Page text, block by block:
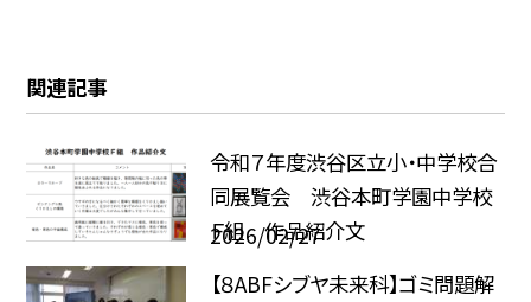
関連記事
令和７年度渋谷区立小・中学校合
同展覧会 渋谷本町学園中学校
Ｆ組 作品紹介文
2026/02/27
【８ABFシブヤ未来科】ゴミ問題解